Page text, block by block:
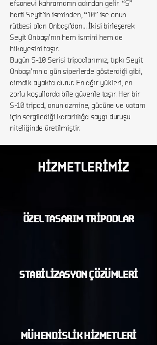
efsanevi kahramanın adından gelir. “S”
harfi Seyit’in isminden, “10” ise onun
rütbesi olan Onbaşı’dan… İkisi birleşerek
Seyit Onbaşı’nın hem ismini hem de
hikayesini taşır.
Bugün S-10 Serisi tripodlarımız, tıpkı Seyit
Onbaşı’nın o gün siperlerde gösterdiği gibi,
dimdik ayakta durur. En ağır yükleri, en
zorlu koşullarda bile güvenle taşır. Her bir
S-10 tripod, onun azmine, gücüne ve vatanı
için sergilediği kararlılığa saygı duruşu
niteliğinde üretilmiştir.
HİZMETLERİMİZ
ÖZEL TASARIM TRİPODLAR
STABİLİZASYON ÇÖZÜMLERİ
MÜHENDİSLİK HİZMETLERİ